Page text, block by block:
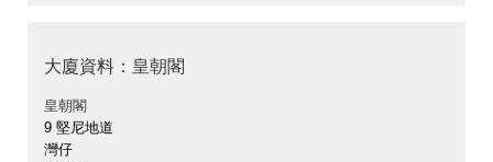
大廈資料：皇朝閣
皇朝閣
9 堅尼地道
灣仔